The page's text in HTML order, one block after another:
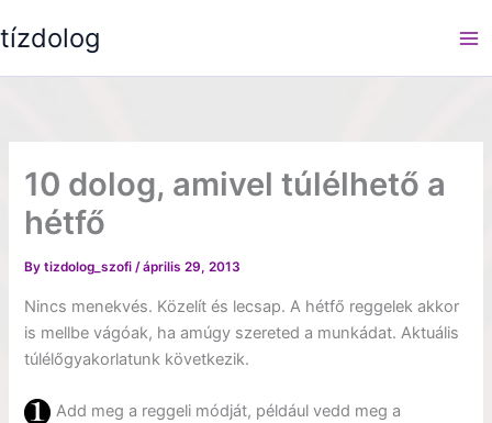
to
tízdolog
10 dolog, amivel túlélhető a
hétfő
Bytizdolog_szofi/április 29, 2013
Nincs menekvés. Közelít és lecsap. A hétfő reggelek akkor
is mellbe vágóak, ha amúgy szereted a munkádat. Aktuális
túlélőgyakorlatunk következik.
Add meg a reggeli módját, például vedd meg a